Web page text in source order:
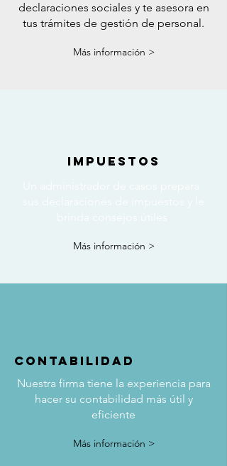
declaraciones sociales y te asesora en
tus trámites de gestión de personal.
Más información >
IMPUESTOS
Más información >
contabilidad
Nuestra firma tiene la experiencia para
hacer su contabilidad más útil y
eficiente
Más información >